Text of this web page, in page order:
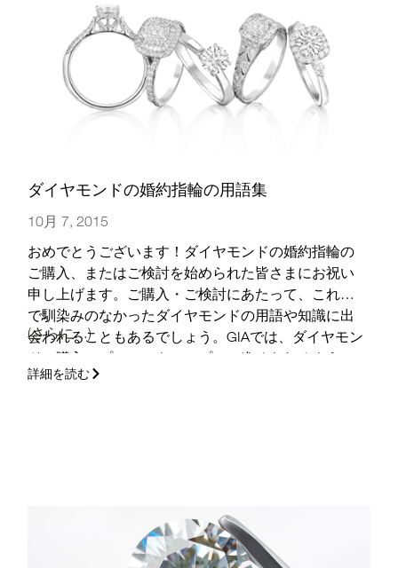
ダイヤモンドの婚約指輪の用語集
10月 7, 2015
おめでとうございます！ダイヤモンドの婚約指輪の
ご購入、またはご検討を始められた皆さまにお祝い
申し上げます。ご購入・ご検討にあたって、これま
で馴染みのなかったダイヤモンドの用語や知識に出
会われることもあるでしょう。GIAでは、ダイヤモン
ドご購入のプロセスをシンプルに進められるように
お手伝いしたいと考えています。頻繁に使用される
(さらに…)
詳細を読む